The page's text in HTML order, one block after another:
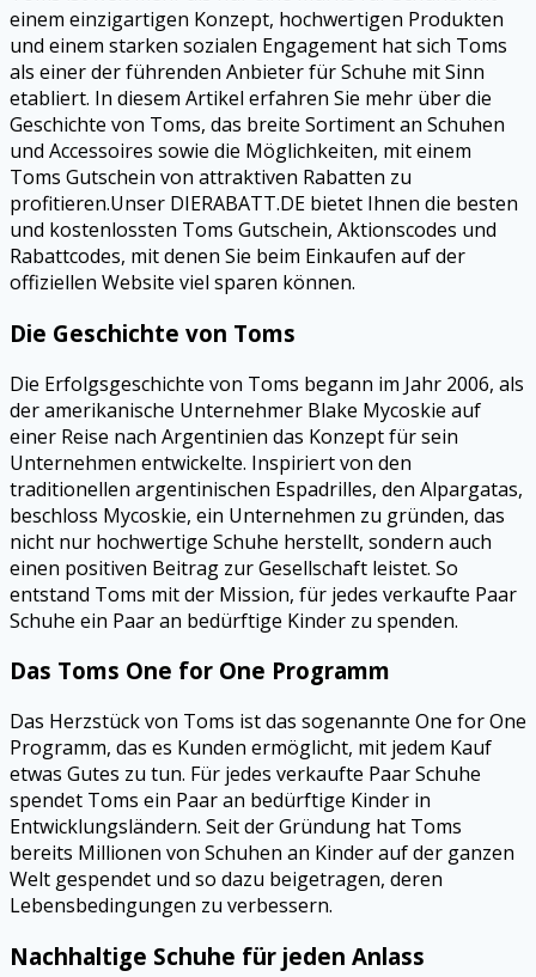
einem einzigartigen Konzept, hochwertigen Produkten
und einem starken sozialen Engagement hat sich Toms
als einer der führenden Anbieter für Schuhe mit Sinn
etabliert. In diesem Artikel erfahren Sie mehr über die
Geschichte von Toms, das breite Sortiment an Schuhen
und Accessoires sowie die Möglichkeiten, mit einem
Toms Gutschein von attraktiven Rabatten zu
profitieren.Unser DIERABATT.DE bietet Ihnen die besten
und kostenlossten Toms Gutschein, Aktionscodes und
Rabattcodes, mit denen Sie beim Einkaufen auf der
offiziellen Website viel sparen können.
Die Geschichte von Toms
Die Erfolgsgeschichte von Toms begann im Jahr 2006, als
der amerikanische Unternehmer Blake Mycoskie auf
einer Reise nach Argentinien das Konzept für sein
Unternehmen entwickelte. Inspiriert von den
traditionellen argentinischen Espadrilles, den Alpargatas,
beschloss Mycoskie, ein Unternehmen zu gründen, das
nicht nur hochwertige Schuhe herstellt, sondern auch
einen positiven Beitrag zur Gesellschaft leistet. So
entstand Toms mit der Mission, für jedes verkaufte Paar
Schuhe ein Paar an bedürftige Kinder zu spenden.
Das Toms One for One Programm
Das Herzstück von Toms ist das sogenannte One for One
Programm, das es Kunden ermöglicht, mit jedem Kauf
etwas Gutes zu tun. Für jedes verkaufte Paar Schuhe
spendet Toms ein Paar an bedürftige Kinder in
Entwicklungsländern. Seit der Gründung hat Toms
bereits Millionen von Schuhen an Kinder auf der ganzen
Welt gespendet und so dazu beigetragen, deren
Lebensbedingungen zu verbessern.
Nachhaltige Schuhe für jeden Anlass